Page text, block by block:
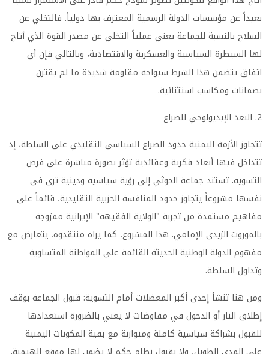
بعيداً عن مؤسسات الدولة الرسمية المعترف بها دولياً. فالتخلي عن
السلاح بالنسبة للجماعة يعني عملياً التخلي عن مصدر القوة الذي أتاح
لها السيطرة السياسية والعسكرية والاقتصادية، وبالتالي فإن أي
اتفاق يتضمن هذا الشرط سيواجه مقاومة شديدة ما لم يقترن
بضمانات ومكاسب استثنائية.
2. البعد الإيديولوجي للصراع
تتجاوز الأزمة اليمنية حدود الصراع السياسي التقليدي على السلطة، إذ
تتداخل فيها أبعاد فكرية وعقائدية تؤثر بصورة مباشرة على فرص
التسوية. تستند جماعة الحوثي إلى رؤية سياسية ودينية ترى في
نفسها مشروعاً يتجاوز حدود المنافسة الحزبية التقليدية، قائماً على
مفاهيم مستمدة من تجربة "الولاية الفقيهة" الإيرانية ممزوجة
بالموروث الزيدي الإمامي. هذا المشروع، كما يراه منتقدوه، يتعارض مع
مفهوم الدولة الوطنية الحديثة القائمة على المواطنة المتساوية
وتداول السلطة.
ومن هنا تنشأ إحدى أكبر المعضلات أمام التسوية: قبول الجماعة بوقف
إطلاق النار أو الدخول في مفاوضات لا يعني بالضرورة استعدادها
للقبول بشراكة سياسية كاملة ومتوازنة مع بقية المكونات اليمنية